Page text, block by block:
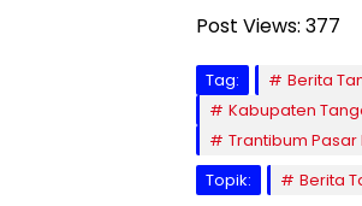
Post Views: 377
Tag: Berita
Kabupaten
Trantibum Pasar
Topik:
Berita